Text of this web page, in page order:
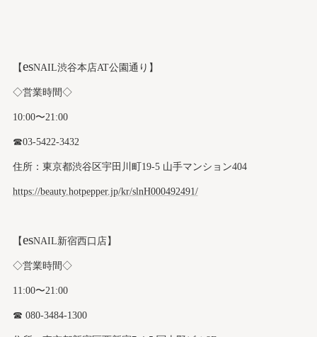
【esNAIL渋谷本店AT公園通り】
◇営業時間◇
10:00〜21:00
☎︎03-5422-3432
住所：東京都渋谷区宇田川町19-5 山手マンション404
https://beauty.hotpepper.jp/kr/slnH000492491/
【esNAIL新宿西口店】
◇営業時間◇
11:00〜21:00
☎︎ 080-3484-1300